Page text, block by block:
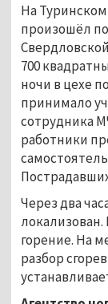
На
произошёл
700
ночи в цехе
принимало
сотрудника
работники
Через два
горение. На
разбор